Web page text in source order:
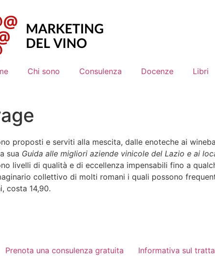
Chi sono Consulenza Docenze Libri
proposti e serviti alla mescita, dalle enoteche ai
sua Guida alle migliori aziende vinicole del Lazio e ai
livelli di qualità e di eccellenza impensabili fino a
collettivo di molti romani i quali possono
costa 14,90.
Prenota una consulenza gratuita Informativa sul